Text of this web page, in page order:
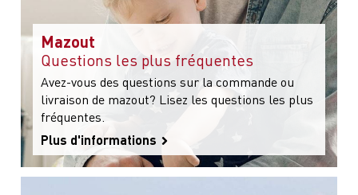
Mazout
Questions les plus fréquentes
Avez-vous des questions sur la commande ou
livraison de mazout? Lisez les questions les plus
fréquentes.
Plus d'informations